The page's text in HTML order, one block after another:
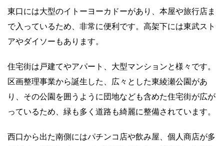
東口には大型のイトーヨーカドーがあり、本屋や旅行店ま
で入っているため、非常に便利です。高架下には東武スト
アやダイソーもあります。
住宅街は戸建てやアパート、大型マンションと様々です。
区画整理事業から誕生した、広々とした東綾瀬公園があ
り、その公園を囲うように団地なども含めた住宅街が広が
っているため、緑も多く道路も綺麗に整備されています。
西口から出た南側にはパチンコ店や飲み屋、個人商店が多